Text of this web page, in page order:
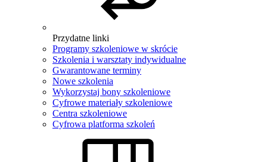
Przydatne linki
Programy szkoleniowe w skrócie
Szkolenia i warsztaty indywidualne
Gwarantowane terminy
Nowe szkolenia
Wykorzystaj bony szkoleniowe
Cyfrowe materiały szkoleniowe
Centra szkoleniowe
Cyfrowa platforma szkoleń